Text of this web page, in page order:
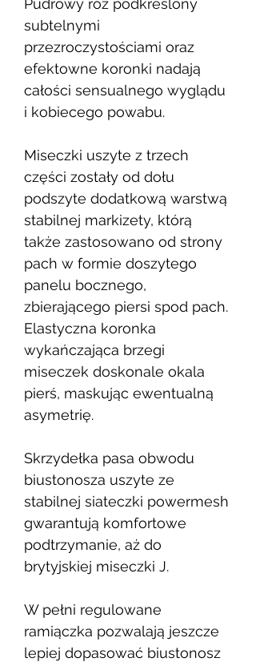
subtelnymi
przezroczystościami oraz
efektowne koronki nadają
całości sensualnego wyglądu
i kobiecego powabu.
Miseczki uszyte z trzech
części zostały od dołu
podszyte dodatkową warstwą
stabilnej markizety, którą
także zastosowano od strony
pach w formie doszytego
panelu bocznego,
zbierającego piersi spod pach.
Elastyczna koronka
wykańczająca brzegi
miseczek doskonale okala
pierś, maskując ewentualną
asymetrię.
Skrzydełka pasa obwodu
biustonosza uszyte ze
stabilnej siateczki powermesh
gwarantują komfortowe
podtrzymanie, aż do
brytyjskiej miseczki J.
W pełni regulowane
ramiączka pozwalają jeszcze
lepiej dopasować biustonosz